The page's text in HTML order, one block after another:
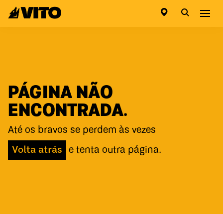
Ir para a página inicial
PÁGINA NÃO
ENCONTRADA.
Até os bravos se perdem às vezes
Volta atrás
e tenta outra página.